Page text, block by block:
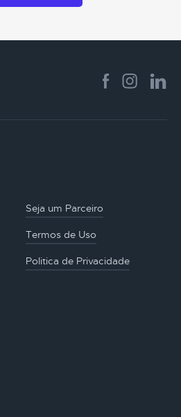
Seja um Parceiro
Termos de Uso
Politica de Privacidade